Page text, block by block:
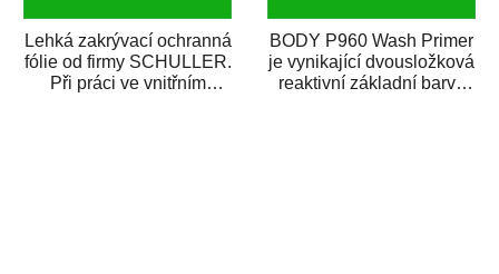
Lehká zakrývací ochranná
fólie od firmy SCHULLER.
Při práci ve vnitřním
BODY P960 Wash Primer
je vynikající dvousložková
reaktivní základní barva